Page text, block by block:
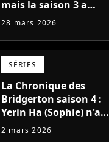
mais la saison 3 a
déjà une date de
28 mars 2026
SÉRIES
La Chronique des
Bridgerton saison 4 :
Yerin Ha (Sophie) n'a
pas aimé tourner la
2 mars 2026